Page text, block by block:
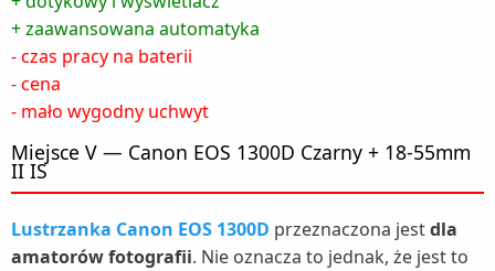
+ zaawansowana automatyka
- czas pracy na baterii
- cena
- mało wygodny uchwyt
Miejsce V — Canon EOS 1300D Czarny + 18-55mm
II IS
Lustrzanka Canon EOS 1300D przeznaczona jestdla
amatorów fotografii. Nie oznacza to jednak, że jest to